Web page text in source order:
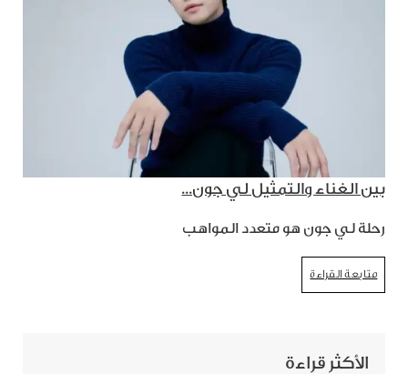
بين الغناء والتمثيل لي جون...
رحلة لي جون هو متعدد المواهب
متابعة القراءة
الأكثر قراءة